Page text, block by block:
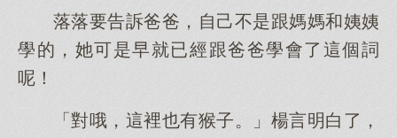
落落要告訴爸爸，自己不是跟媽媽和姨姨
學的，她可是早就已經跟爸爸學會了這個詞
呢！
「對哦，這裡也有猴子。」楊言明白了，